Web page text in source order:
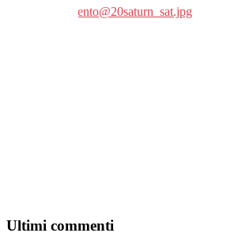
Ultimi commenti